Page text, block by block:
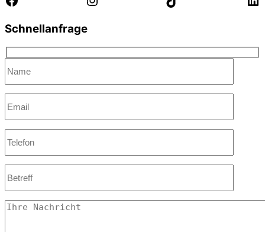
Facebook Instagram TikTok
Schnellanfrage